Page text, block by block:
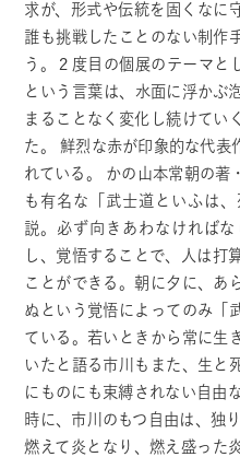
求が、形式や伝統を固くなに
誰も挑戦したことのない制作
う。２度目の個展のテーマと
という言葉は、水面に浮かぶ
まることなく変化し続けてい
た。 鮮烈な赤が印象的な代表
れている。 かの山本常朝の著
も有名な「武士道といふは
説。必ず向きあわなければ
し、覚悟することで、人は打
ことができる。朝に夕に、あ
ぬという覚悟によってのみ「
ている。若いときから常に生
いたと語る市川もまた、生と
にものにも束縛されない自由
時に、市川のもつ自由は、独
燃えて炎となり、燃え盛った